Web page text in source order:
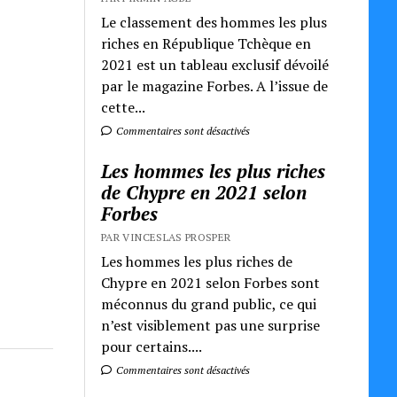
Le classement des hommes les plus
riches en République Tchèque en
2021 est un tableau exclusif dévoilé
par le magazine Forbes. A l’issue de
cette...
Commentaires sont désactivés
Les hommes les plus riches
de Chypre en 2021 selon
Forbes
PAR VINCESLAS PROSPER
Les hommes les plus riches de
Chypre en 2021 selon Forbes sont
méconnus du grand public, ce qui
n’est visiblement pas une surprise
pour certains....
Commentaires sont désactivés